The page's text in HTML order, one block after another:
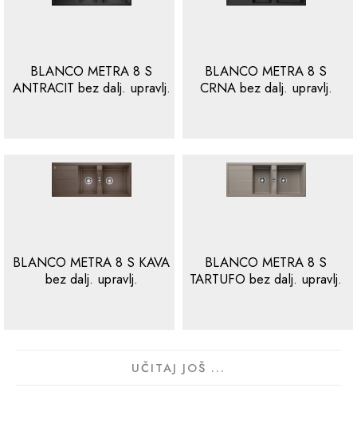
BLANCO METRA 8 S
ANTRACIT bez dalj. upravlj.
BLANCO METRA 8 S
CRNA bez dalj. upravlj.
BLANCO METRA 8 S KAVA
bez dalj. upravlj.
BLANCO METRA 8 S
TARTUFO bez dalj. upravlj.
UČITAJ JOŠ ...